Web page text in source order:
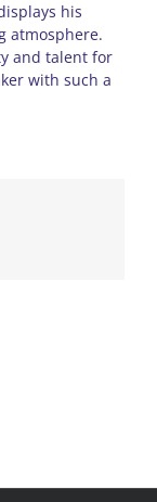
his
atmosphere.
and talent for
with such a